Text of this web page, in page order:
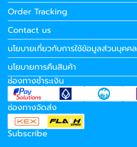
Order Tracking
Contact us
นโยบายเกี่ยวกับการใช้ข้อมูลส่วนบุคคล
นโยบายการคืนสินค้า
ช่องทางชำระเงิน
ช่องทางจัดส่ง
Subscribe